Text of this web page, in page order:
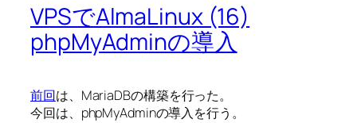
VPSでAlmaLinux (16)
phpMyAdminの導入
前回は、MariaDBの構築を行った。
今回は、phpMyAdminの導入を行う。